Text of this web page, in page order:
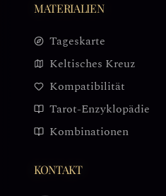
MATERIALIEN
Tageskarte
Keltisches Kreuz
Kompatibilität
Tarot-Enzyklopädie
Kombinationen
KONTAKT